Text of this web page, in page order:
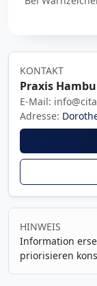
KONTAKT
Praxis
E-Mail:
Adresse:
HINWEIS
Information
priorisieren